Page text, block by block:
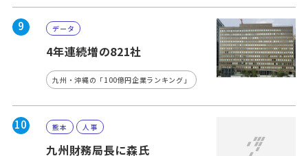
9 データ
4年連続増の821社
九州・沖縄の「100億円企業ランキング」
10 熊本 人事
九州財務局長に森氏